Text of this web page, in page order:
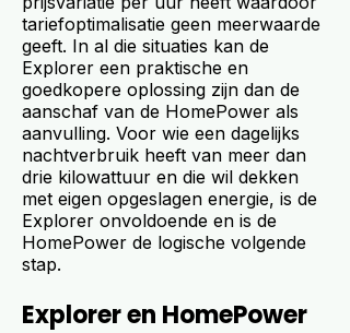
tariefoptimalisatie geen meerwaarde
geeft. In al die situaties kan de
Explorer een praktische en
goedkopere oplossing zijn dan de
aanschaf van de HomePower als
aanvulling. Voor wie een dagelijks
nachtverbruik heeft van meer dan
drie kilowattuur en die wil dekken
met eigen opgeslagen energie, is de
Explorer onvoldoende en is de
HomePower de logische volgende
stap.
Explorer en HomePower